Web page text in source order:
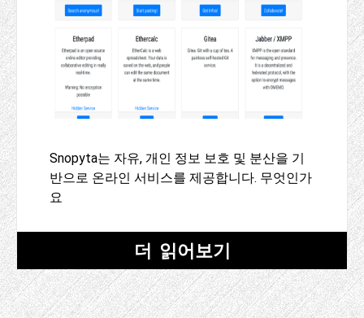
Snopyta는 자유, 개인 정보 보호 및 분산을 기
반으로 온라인 서비스를 제공합니다. 무엇인가
요
더 읽어보기